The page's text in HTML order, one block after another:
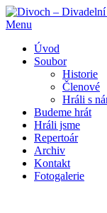
Přeskočit
na
Menu
Úvod
Soubor
Historie
Členové
Hráli s
Budeme hrát
Hráli jsme
Repertoár
Archiv
Kontakt
Fotogalerie